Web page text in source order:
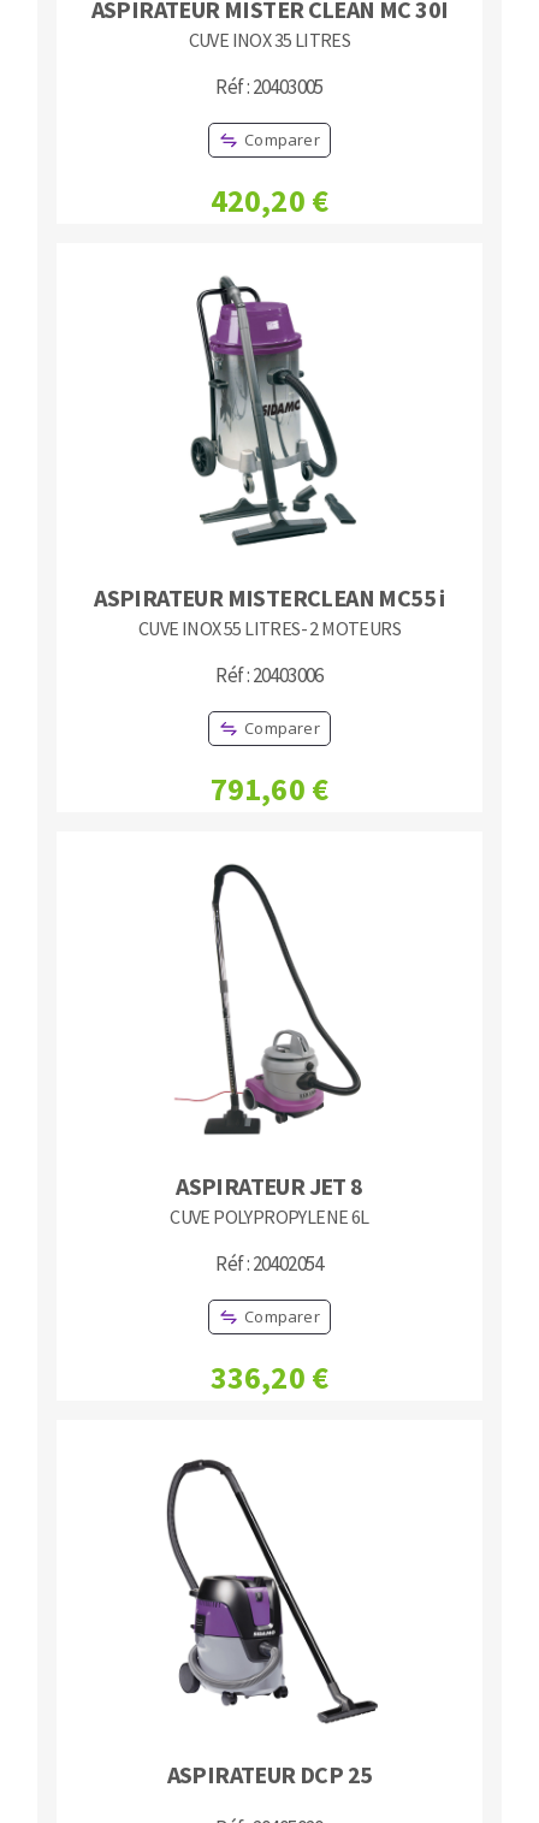
ASPIRATEUR MISTER CLEAN MC 30I
CUVE INOX 35 LITRES
Réf : 20403005
Comparer
420,20 €
ASPIRATEUR MISTERCLEAN MC55 i
CUVE INOX 55 LITRES- 2 MOTEURS
Réf : 20403006
Comparer
791,60 €
ASPIRATEUR JET 8
CUVE POLYPROPYLENE 6L
Réf : 20402054
Comparer
336,20 €
ASPIRATEUR DCP 25